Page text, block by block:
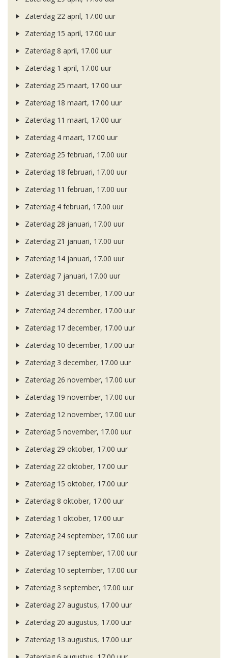
Zaterdag 22 april, 17.00 uur
Zaterdag 15 april, 17.00 uur
Zaterdag 8 april, 17.00 uur
Zaterdag 1 april, 17.00 uur
Zaterdag 25 maart, 17.00 uur
Zaterdag 18 maart, 17.00 uur
Zaterdag 11 maart, 17.00 uur
Zaterdag 4 maart, 17.00 uur
Zaterdag 25 februari, 17.00 uur
Zaterdag 18 februari, 17.00 uur
Zaterdag 11 februari, 17.00 uur
Zaterdag 4 februari, 17.00 uur
Zaterdag 28 januari, 17.00 uur
Zaterdag 21 januari, 17.00 uur
Zaterdag 14 januari, 17.00 uur
Zaterdag 7 januari, 17.00 uur
Zaterdag 31 december, 17.00 uur
Zaterdag 24 december, 17.00 uur
Zaterdag 17 december, 17.00 uur
Zaterdag 10 december, 17.00 uur
Zaterdag 3 december, 17.00 uur
Zaterdag 26 november, 17.00 uur
Zaterdag 19 november, 17.00 uur
Zaterdag 12 november, 17.00 uur
Zaterdag 5 november, 17.00 uur
Zaterdag 29 oktober, 17.00 uur
Zaterdag 22 oktober, 17.00 uur
Zaterdag 15 oktober, 17.00 uur
Zaterdag 8 oktober, 17.00 uur
Zaterdag 1 oktober, 17.00 uur
Zaterdag 24 september, 17.00 uur
Zaterdag 17 september, 17.00 uur
Zaterdag 10 september, 17.00 uur
Zaterdag 3 september, 17.00 uur
Zaterdag 27 augustus, 17.00 uur
Zaterdag 20 augustus, 17.00 uur
Zaterdag 13 augustus, 17.00 uur